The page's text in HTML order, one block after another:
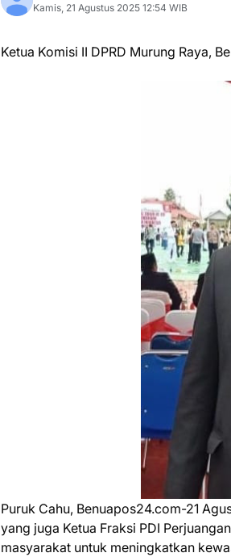
Kamis, 21 Agustus 2025 12:54 WIB
Ketua Komisi II DPRD Murung Raya,
Puruk Cahu, Benuapos24.com-21
yang juga Ketua Fraksi PDI
masyarakat untuk meningkatkan